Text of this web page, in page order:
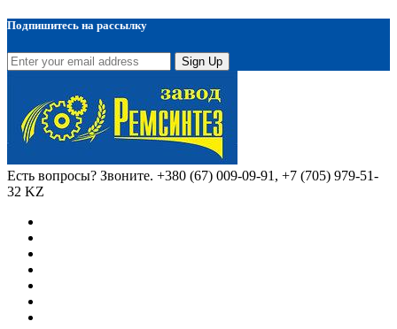
Подпишитесь на рассылку
Sign Up
Есть вопросы? Звоните. +380 (67) 009-09-91, +7 (705) 979-51-
32 KZ